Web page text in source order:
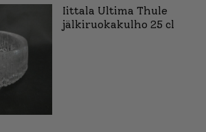
Iittala Ultima Thule
jälkiruokakulho 25 cl